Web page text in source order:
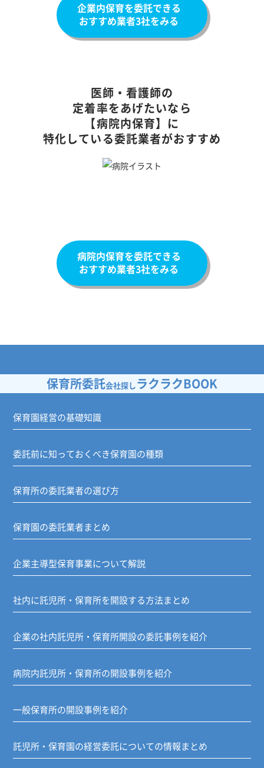
企業内保育を委託できる
おすすめ業者3社をみる
医師・看護師の
定着率をあげたいなら
【病院内保育】に
特化している委託業者がおすすめ
病院内保育を委託できる
おすすめ業者3社をみる
保育所委託会社探しラクラクBOOK
保育園経営の基礎知識
委託前に知っておくべき保育園の種類
保育所の委託業者の選び方
保育園の委託業者まとめ
企業主導型保育事業について解説
社内に託児所・保育所を開設する方法まとめ
企業の社内託児所・保育所開設の委託事例を紹介
病院内託児所・保育所の開設事例を紹介
一般保育所の開設事例を紹介
託児所・保育園の経営委託についての情報まとめ